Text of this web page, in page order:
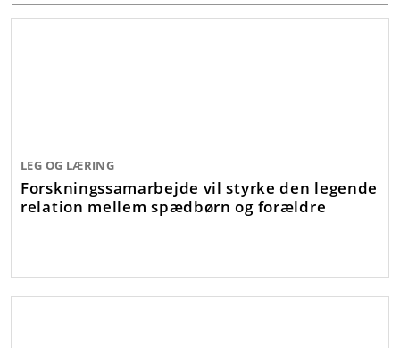
LEG OG LÆRING
Forskningssamarbejde vil styrke den legende
relation mellem spædbørn og forældre